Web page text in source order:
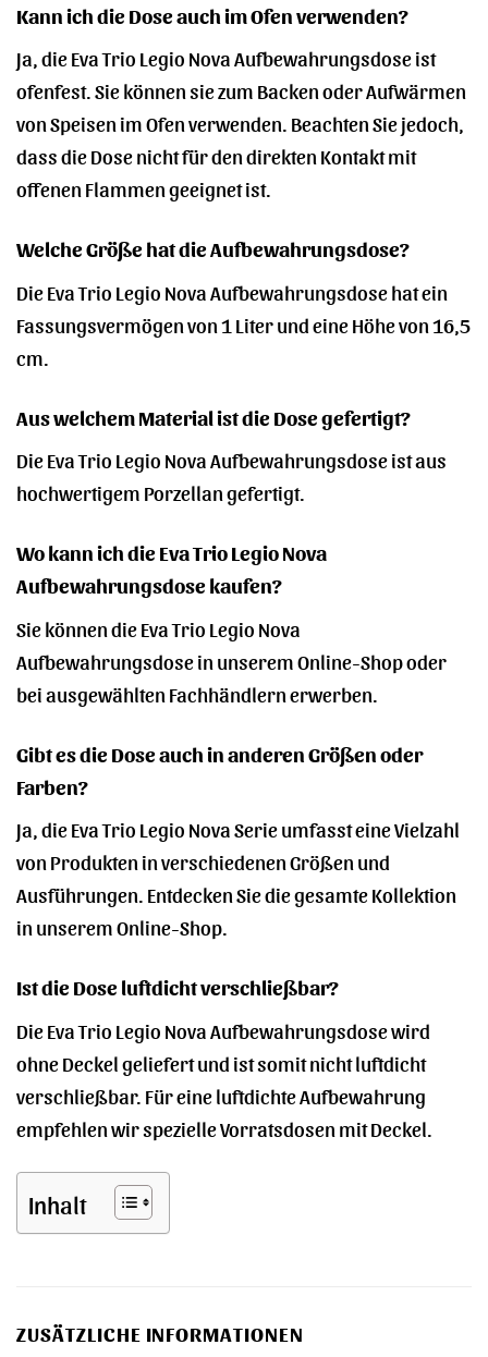
Kann ich die Dose auch im Ofen verwenden?
Ja, die Eva Trio Legio Nova Aufbewahrungsdose ist
ofenfest. Sie können sie zum Backen oder Aufwärmen
von Speisen im Ofen verwenden. Beachten Sie jedoch,
dass die Dose nicht für den direkten Kontakt mit
offenen Flammen geeignet ist.
Welche Größe hat die Aufbewahrungsdose?
Die Eva Trio Legio Nova Aufbewahrungsdose hat ein
Fassungsvermögen von 1 Liter und eine Höhe von 16,5
cm.
Aus welchem Material ist die Dose gefertigt?
Die Eva Trio Legio Nova Aufbewahrungsdose ist aus
hochwertigem Porzellan gefertigt.
Wo kann ich die Eva Trio Legio Nova
Aufbewahrungsdose kaufen?
Sie können die Eva Trio Legio Nova
Aufbewahrungsdose in unserem Online-Shop oder
bei ausgewählten Fachhändlern erwerben.
Gibt es die Dose auch in anderen Größen oder
Farben?
Ja, die Eva Trio Legio Nova Serie umfasst eine Vielzahl
von Produkten in verschiedenen Größen und
Ausführungen. Entdecken Sie die gesamte Kollektion
in unserem Online-Shop.
Ist die Dose luftdicht verschließbar?
Die Eva Trio Legio Nova Aufbewahrungsdose wird
ohne Deckel geliefert und ist somit nicht luftdicht
verschließbar. Für eine luftdichte Aufbewahrung
empfehlen wir spezielle Vorratsdosen mit Deckel.
Inhalt
ZUSÄTZLICHE INFORMATIONEN